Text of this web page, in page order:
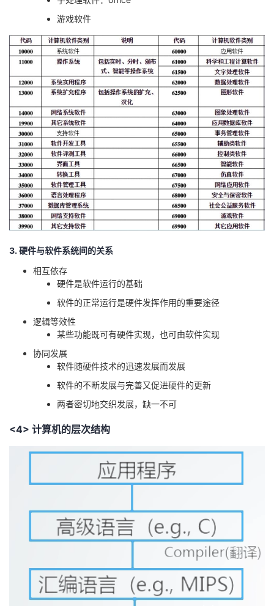
游戏软件
3. 硬件与软件系统间的关系
相互依存
硬件是软件运行的基础
软件的正常运行是硬件发挥作用的重要途径
逻辑等效性
某些功能既可有硬件实现，也可由软件实现
协同发展
软件随硬件技术的迅速发展而发展
软件的不断发展与完善又促进硬件的更新
两者密切地交织发展，缺一不可
<4> 计算机的层次结构